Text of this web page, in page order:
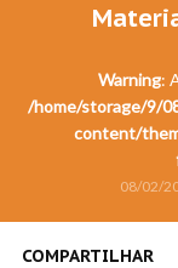
Warning:
/home/storage/9/
content/
08/02/
COMPARTILHAR